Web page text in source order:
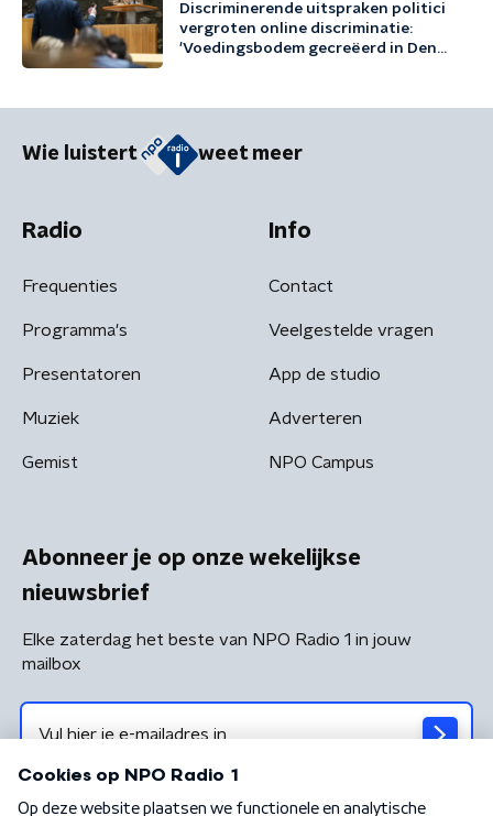
Discriminerende uitspraken politici
vergroten online discriminatie:
'Voedingsbodem gecreëerd in Den
Wie luistert weet meer
Radio
Frequenties
Programma's
Presentatoren
Muziek
Gemist
Info
Contact
Veelgestelde vragen
App de studio
Adverteren
NPO Campus
Abonneer je op onze wekelijkse
nieuwsbrief
Elke zaterdag het beste van NPO Radio 1 in jouw
mailbox